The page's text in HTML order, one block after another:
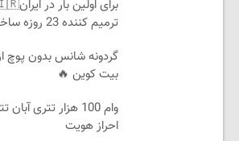
ترمیم کننده 23 روزه ساخت!
بیت کوین 🔥
وام 100 هزار تتری
احراز هویت